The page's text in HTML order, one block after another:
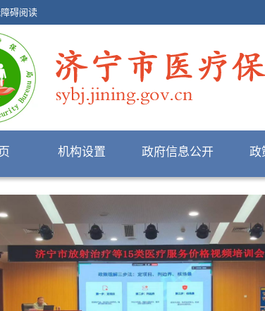
碍阅读
机构设置 政府信息公开 政